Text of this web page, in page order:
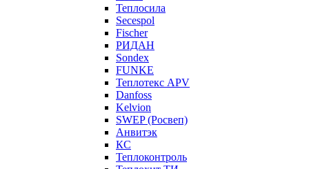
Теплосила
Secespol
Fischer
РИДАН
Sondex
FUNKE
Теплотекс APV
Danfoss
Kelvion
SWEP (Росвеп)
Анвитэк
КС
Теплоконтроль